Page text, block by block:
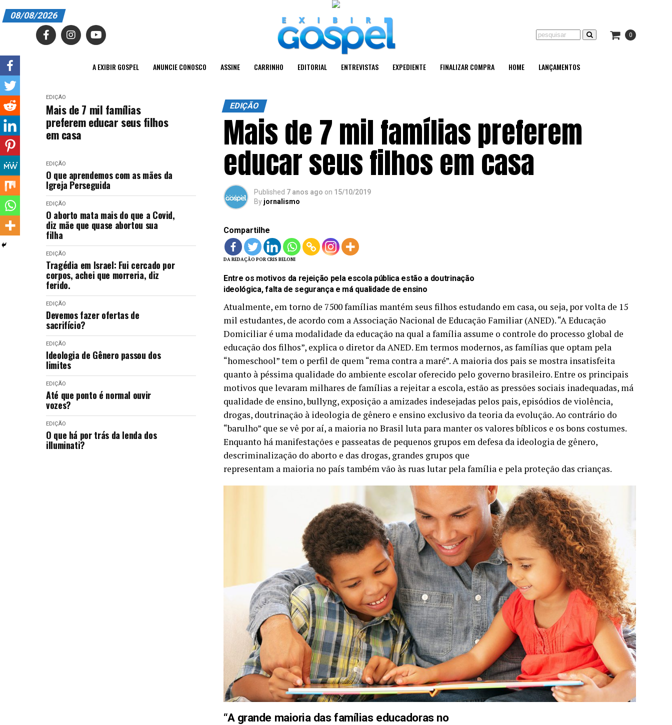
A EXIBIR GOSPEL
EDITORIAL
EXPEDIENTE
FINALIZAR COMPRA
HOME
LANÇAMENTOS
08/08/2026
0
A EXIBIR GOSPEL ANUNCIE CONOSCO ASSINE CARRINHO EDITORIAL ENTREVISTAS EXPEDIENTE FINALIZAR COMPRA HOME LANÇAMENTOS
EDIÇÃO
Mais de 7 mil famílias
preferem educar seus filhos
em casa
EDIÇÃO
O que aprendemos com as mães da
Igreja Perseguida
EDIÇÃO
O aborto mata mais do que a Covid,
diz mãe que quase abortou sua
filha
EDIÇÃO
Tragédia em Israel: Fui cercado por
corpos, achei que morreria, diz
ferido.
EDIÇÃO
Devemos fazer ofertas de
sacrifício?
EDIÇÃO
Ideologia de Gênero passou dos
limites
EDIÇÃO
Até que ponto é normal ouvir
vozes?
EDIÇÃO
O que há por trás da lenda dos
illuminati?
EDIÇÃO
Mais de 7 mil famílias preferem
educar seus filhos em casa
Published 7 anos ago on 15/10/2019
By jornalismo
Compartilhe
DA REDAÇÃO POR CRIS BELONI
Entre os motivos da rejeição pela escola pública estão a doutrinação
ideológica, falta de segurança e má qualidade de ensino
Atualmente, em torno de 7500 famílias mantém seus filhos estudando em casa, ou seja, por volta de 15
mil estudantes, de acordo com a Associação Nacional de Educação Familiar (ANED). “A Educação
Domiciliar é uma modalidade da educação na qual a família assume o controle do processo global de
educação dos filhos”, explica o diretor da ANED. Em termos modernos, as famílias que optam pela
“homeschool” tem o perfil de quem “rema contra a maré”. A maioria dos pais se mostra insatisfeita
quanto à péssima qualidade do ambiente escolar oferecido pelo governo brasileiro. Entre os principais
motivos que levaram milhares de famílias a rejeitar a escola, estão as pressões sociais inadequadas, má
qualidade de ensino, bullyng, exposição a amizades indesejadas pelos pais, episódios de violência,
drogas, doutrinação à ideologia de gênero e ensino exclusivo da teoria da evolução. Ao contrário do
“barulho” que se vê por aí, a maioria no Brasil luta para manter os valores bíblicos e os bons costumes.
Enquanto há manifestações e passeatas de pequenos grupos em defesa da ideologia de gênero,
descriminalização do aborto e das drogas, grandes grupos que
representam a maioria no país também vão às ruas lutar pela família e pela proteção das crianças.
“A grande maioria das famílias educadoras no